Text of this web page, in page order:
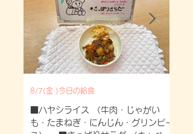
8/7(金 )今日の給食
■ハヤシライス （牛肉・じゃがい
も・たまねぎ・にんじん・グリンピー